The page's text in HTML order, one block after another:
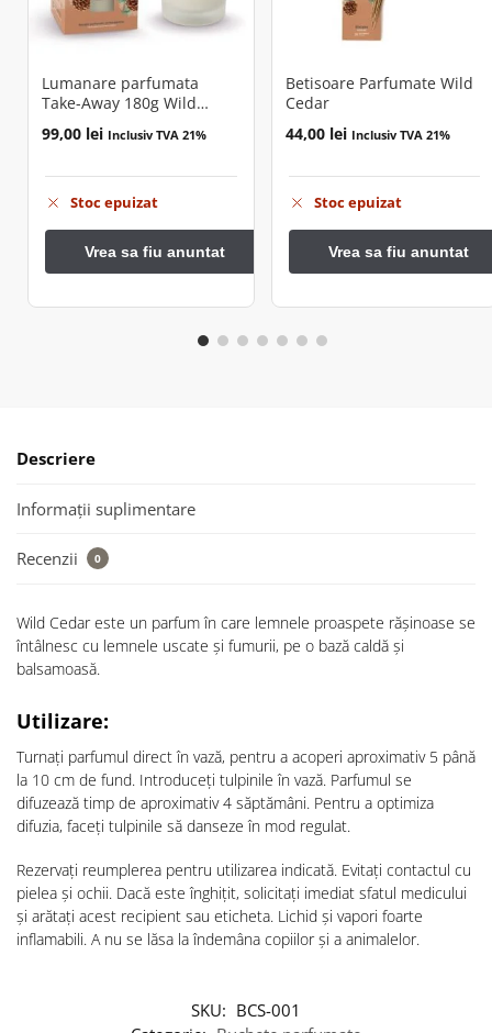
Lumanare parfumata
Take-Away 180g Wild
99,00 lei Inclusiv TVA 21%
Stoc epuizat
Betisoare Parfumate Wild
Cedar
44,00 lei Inclusiv TVA 21%
Stoc epuizat
Descriere
Informații suplimentare
Recenzii 0
Wild Cedar este un parfum în care lemnele proaspete rășinoase se
întâlnesc cu lemnele uscate și fumurii, pe o bază caldă și
balsamoasă.
Utilizare:
Turnați parfumul direct în vază, pentru a acoperi aproximativ 5 până
la 10 cm de fund. Introduceți tulpinile în vază. Parfumul se
difuzează timp de aproximativ 4 săptămâni. Pentru a optimiza
difuzia, faceți tulpinile să danseze în mod regulat.
Rezervați reumplerea pentru utilizarea indicată. Evitați contactul cu
pielea și ochii. Dacă este înghițit, solicitați imediat sfatul medicului
și arătați acest recipient sau eticheta. Lichid și vapori foarte
inflamabili. A nu se lăsa la îndemâna copiilor și a animalelor.
SKU: BCS-001